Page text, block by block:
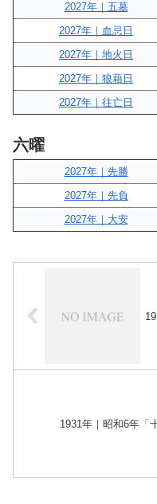
2027年｜五墓
2027年｜血忌日
2027年｜地火日
2027年｜狼藉日
2027年｜往亡日
六曜
2027年｜先勝
2027年｜先負
2027年｜大安
1931年｜昭和6年「